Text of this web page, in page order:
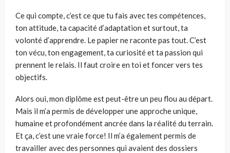
Ce qui compte, c’est ce que tu fais avec tes compétences,
ton attitude, ta capacité d’adaptation et surtout, ta
volonté d’apprendre. Le papier ne raconte pas tout. C’est
ton vécu, ton engagement, ta curiosité et ta passion qui
prennent le relais. Il faut croire en toi et foncer vers tes
objectifs.
Alors oui, mon diplôme est peut-être un peu flou au départ.
Mais il m’a permis de développer une approche unique,
humaine et profondément ancrée dans la réalité du terrain.
Et ça, c’est une vraie force! Il m’a également permis de
travailler avec des personnes qui avaient des dossiers